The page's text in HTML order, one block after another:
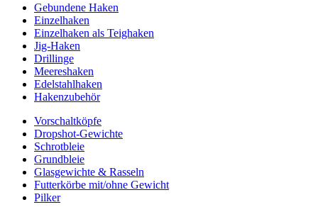
Gebundene Haken
Einzelhaken
Einzelhaken als Teighaken
Jig-Haken
Drillinge
Meereshaken
Edelstahlhaken
Hakenzubehör
Vorschaltköpfe
Dropshot-Gewichte
Schrotbleie
Grundbleie
Glasgewichte & Rasseln
Futterkörbe mit/ohne Gewicht
Pilker